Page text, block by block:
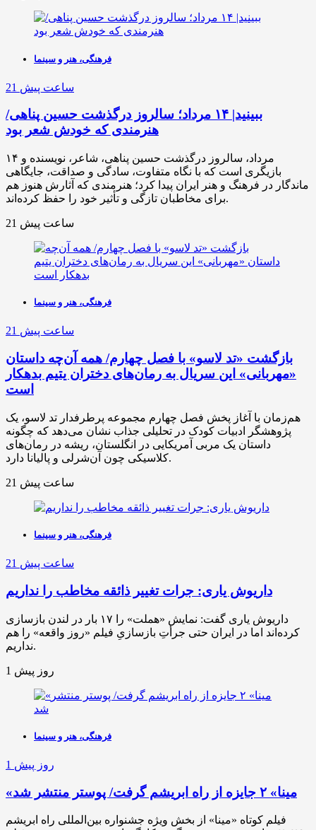
فرهنگی، هنر و سینما
21 ساعت پیش
ببینید| ۱۴ مرداد؛ سالروز درگذشت حسین پناهی/
هنرمندی که خودش شعر بود
۱۴ مرداد، سالروز درگذشت حسین پناهی، شاعر، نویسنده و
بازیگری است که با نگاه متفاوت، سادگی و صداقت، جایگاهی
ماندگار در فرهنگ و هنر ایران پیدا کرد؛ هنرمندی که آثارش هنوز هم
برای مخاطبان تازگی و تأثیر خود را حفظ کرده‌اند.
21 ساعت پیش
فرهنگی، هنر و سینما
21 ساعت پیش
بازگشت «تد لاسو» با فصل چهارم/ همه آن‌چه داستان
«مهربانی» این سریال به رمان‌های دختران یتیم بدهکار
است
هم‌زمان با آغاز پخش فصل چهارم مجموعه پرطرفدار تد لاسو، یک
پژوهشگر ادبیات کودک در تحلیلی جذاب نشان می‌دهد که چگونه
داستان یک مربی آمریکایی در انگلستان، ریشه در رمان‌های
کلاسیکی چون آن‌شرلی و پالیانا دارد.
21 ساعت پیش
فرهنگی، هنر و سینما
21 ساعت پیش
داریوش یاری: جرات تغییر ذائقه مخاطب را نداریم
داریوش یاری گفت: نمایش «هملت» را ۱۷ بار در لندن بازسازی
کرده‌اند اما در ایران حتی جرأتِ بازسازیِ فیلم «روز واقعه» را هم
نداریم.
1 روز پیش
فرهنگی، هنر و سینما
1 روز پیش
«مینا» ۲ جایزه از راه ابریشم گرفت/ پوستر منتشر شد
فیلم کوتاه «مینا» از بخش ویژه جشنواره بین‌المللی راه ابریشم